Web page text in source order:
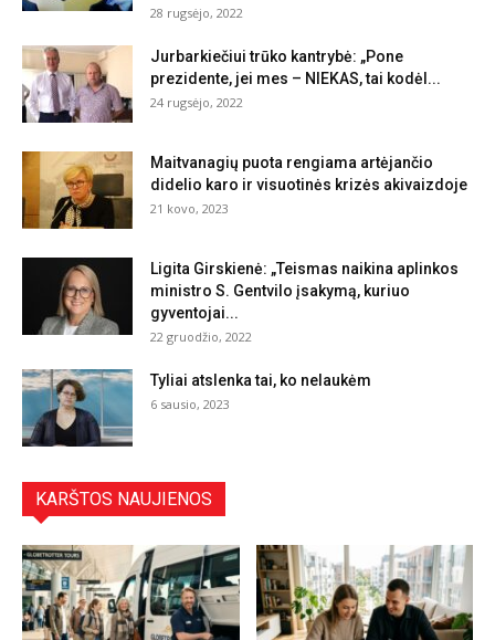
28 rugsėjo, 2022
Jurbarkiečiui trūko kantrybė: „Pone
prezidente, jei mes – NIEKAS, tai kodėl...
24 rugsėjo, 2022
Maitvanagių puota rengiama artėjančio
didelio karo ir visuotinės krizės akivaizdoje
21 kovo, 2023
Ligita Girskienė: „Teismas naikina aplinkos
ministro S. Gentvilo įsakymą, kuriuo
gyventojai...
22 gruodžio, 2022
Tyliai atslenka tai, ko nelaukėm
6 sausio, 2023
KARŠTOS NAUJIENOS